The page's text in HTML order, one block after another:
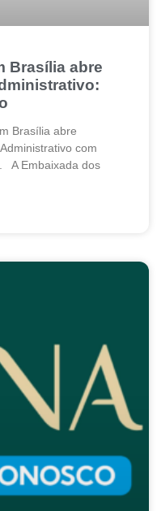
Brasília abre
Brasília abre
com
A Embaixada dos